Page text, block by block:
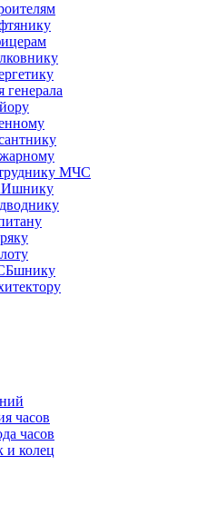
генерала
МЧС
часов
часов
и колец